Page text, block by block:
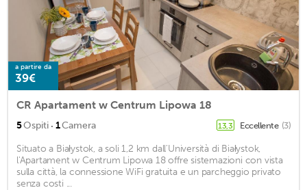
a partire da
39€
CR Apartament w Centrum Lipowa 18
5Ospiti · 1Camera 13,3 Eccellente (3)
Situato a Białystok, a soli 1,2 km dall'Università di Białystok,
l'Apartament w Centrum Lipowa 18 offre sistemazioni con vista
sulla città, la connessione WiFi gratuita e un parcheggio privato
senza costi ...